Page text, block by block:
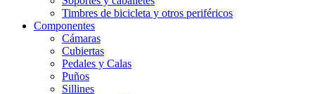
Timbres de bicicleta y otros periféricos
Componentes
Cámaras
Cubiertas
Pedales y Calas
Puños
Sillines